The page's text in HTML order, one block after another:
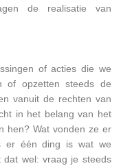
de realisatie van
of acties die we
of opzetten steeds de
vanuit de rechten van
in het belang van het
hen? Wat vonden ze er
er één ding is wat we
wel: vraag je steeds